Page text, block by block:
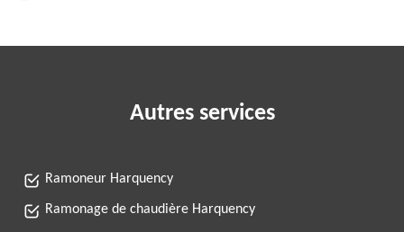
Autres services
Ramoneur Harquency
Ramonage de chaudière Harquency